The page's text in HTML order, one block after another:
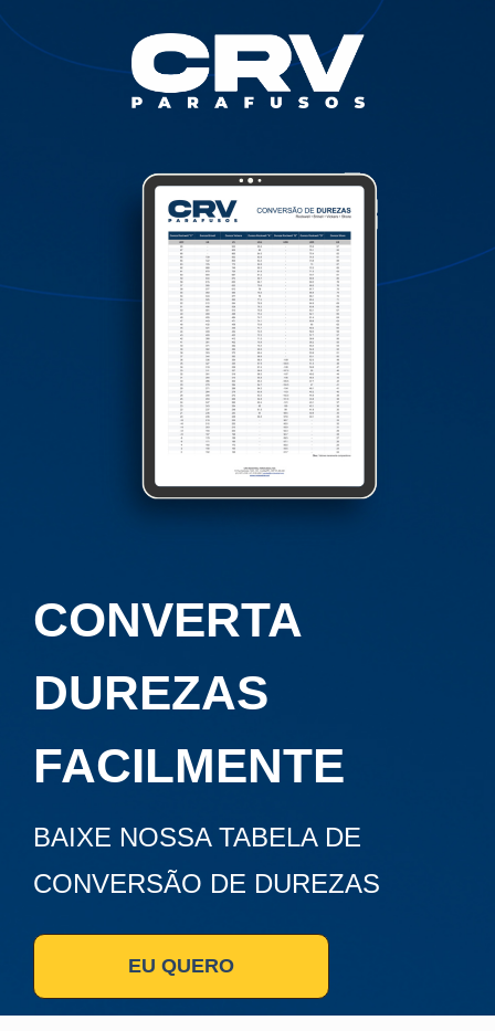
CONVERTA
DUREZAS
FACILMENTE
BAIXE NOSSA TABELA DE
CONVERSÃO DE DUREZAS
EU QUERO